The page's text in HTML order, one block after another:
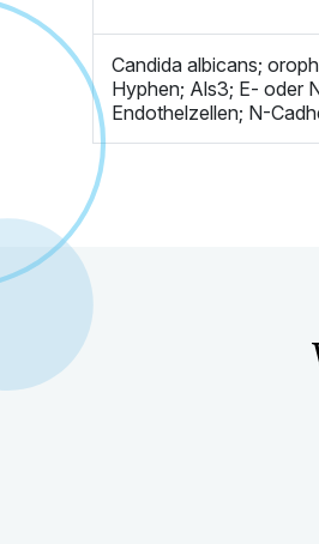
Candida albicans;
Hyphen; Als3; E- oder
Endothelzellen; N-